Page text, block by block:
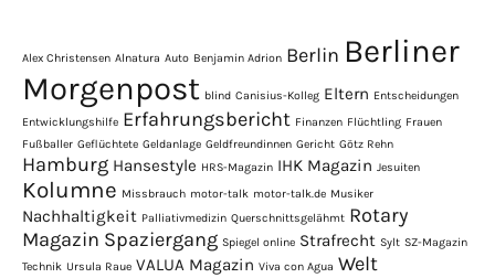
Alex Christensen Alnatura Auto Benjamin Adrion Berlin Berliner
Morgenpost blind Canisius-Kolleg Eltern Entscheidungen
Entwicklungshilfe Erfahrungsbericht Finanzen Flüchtling Frauen
Fußballer Geflüchtete Geldanlage Geldfreundinnen Gericht Götz Rehn
Hamburg Hansestyle HRS-Magazin IHK Magazin Jesuiten
Kolumne Missbrauch motor-talk motor-talk.de Musiker
Nachhaltigkeit Palliativmedizin Querschnittsgelähmt Rotary
Magazin Spaziergang Spiegel online Strafrecht Sylt SZ-Magazin
Technik Ursula Raue VALUA Magazin Viva con Agua Welt